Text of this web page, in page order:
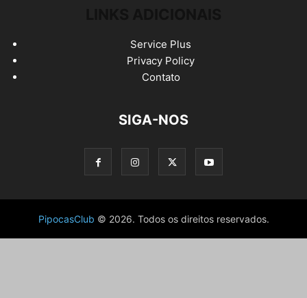
Service Plus
Privacy Policy
Contato
SIGA-NOS
PipocasClub © 2026. Todos os direitos reservados.